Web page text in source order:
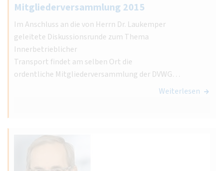
Mitgliederversammlung 2015
Im Anschluss an die von Herrn Dr. Laukemper
geleitete Diskussionsrunde zum Thema
Innerbetrieblicher
Transport findet am selben Ort die
ordentliche Mitgliederversammlung der DVWG…
Weiterlesen